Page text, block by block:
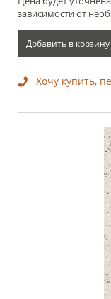
зависимости от
Добавить в корзину
Хочу купить,